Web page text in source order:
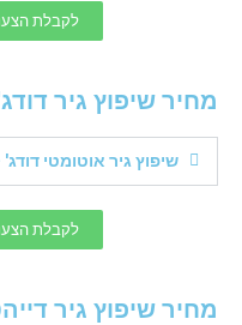
לקבלת
מחיר שיפוץ גיר
שיפוץ גיר אוטומטי
לקבלת
מחיר שיפוץ גיר